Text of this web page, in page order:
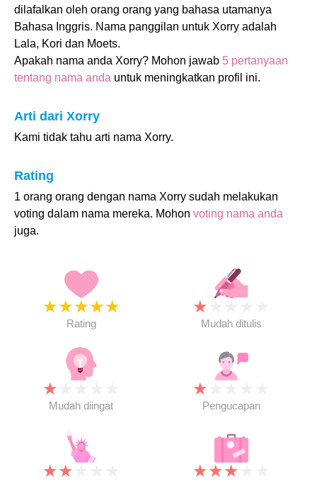
dilafalkan oleh orang orang yang bahasa utamanya
Bahasa Inggris. Nama panggilan untuk Xorry adalah
Lala, Kori dan Moets.
Apakah nama anda Xorry? Mohon jawab 5 pertanyaan
tentang nama anda untuk meningkatkan profil ini.
Arti dari Xorry
Kami tidak tahu arti nama Xorry.
Rating
1 orang orang dengan nama Xorry sudah melakukan
voting dalam nama mereka. Mohon voting nama anda
juga.
★★★★★
Rating
★
Mudah ditulis
★
Mudah diingat
★
Pengucapan
★★ ★★★